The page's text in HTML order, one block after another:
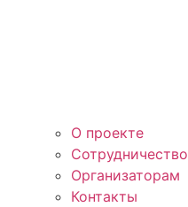
О проекте
Сотрудничество
Организаторам
Контакты